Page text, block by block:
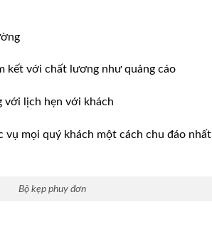
kết với chất lương như quảng cáo
với lịch hẹn với khách
mọi quý khách một cách chu đáo nhất
Bộ kẹp phuy đơn